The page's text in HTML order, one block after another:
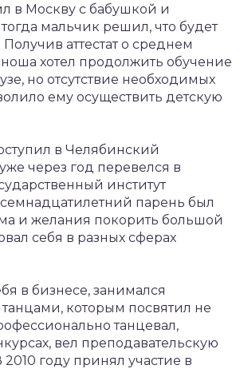
в Москву с бабушкой и
мальчик решил, что будет
аттестат о среднем
хотел продолжить обучение
но отсутствие необходимых
ему осуществить детскую
в Челябинский
через год перевелся в
институт
парень был
и желания покорить большой
себя в разных сферах
в бизнесе, занимался
которым посвятил не
танцевал,
вел преподавательскую
2010 году принял участие в